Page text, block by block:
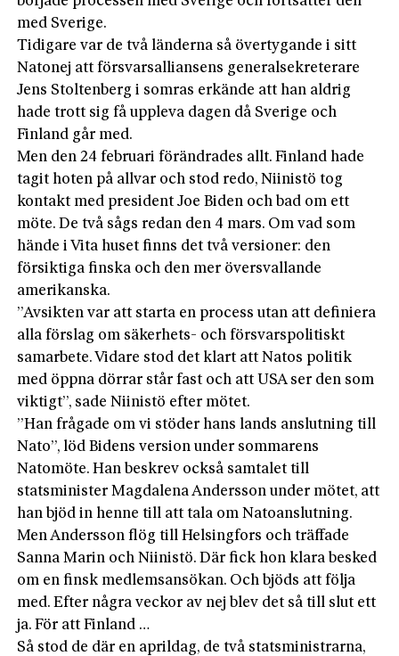
med Sverige.
Tidigare var de två länderna så övertygande i sitt
Natonej att försvarsalliansens generalsekreterare
Jens Stoltenberg i somras erkände att han aldrig
hade trott sig få uppleva dagen då Sverige och
Finland går med.
Men den 24 februari förändrades allt. Finland hade
tagit hoten på allvar och stod redo, Niinistö tog
kontakt med president Joe Biden och bad om ett
möte. De två sågs redan den 4 mars. Om vad som
hände i Vita huset finns det två versioner: den
försiktiga finska och den mer översvallande
amerikanska.
”Avsikten var att starta en process utan att definiera
alla förslag om säkerhets- och försvarspolitiskt
samarbete. Vidare stod det klart att Natos politik
med öppna dörrar står fast och att USA ser den som
viktigt”, sade Niinistö efter mötet.
”Han frågade om vi stöder hans lands anslutning till
Nato”, löd Bidens version under sommarens
Natomöte. Han beskrev också samtalet till
statsminister Magdalena Andersson under mötet, att
han bjöd in henne till att tala om Natoanslutning.
Men Andersson flög till Helsingfors och träffade
Sanna Marin och Niinistö. Där fick hon klara besked
om en finsk medlemsansökan. Och bjöds att följa
med. Efter några veckor av nej blev det så till slut ett
ja. För att Finland …
Så stod de där en aprildag, de två statsministrarna,